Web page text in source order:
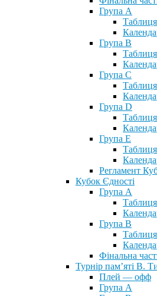
Група А
Таблиця
Група В
Таблиця
Група С
Таблиця
Група D
Таблиця
Група Е
Таблиця
Регламент
Кубок Єдності
Група А
Таблиця
Група В
Таблиця
Фінальна
Турнір пам’яті В.
Плей — офф
Група А